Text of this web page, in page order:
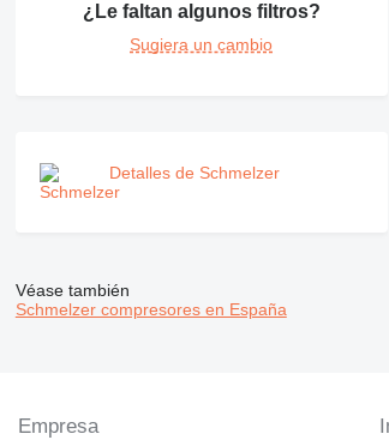
¿Le faltan algunos filtros?
Sugiera un cambio
Detalles de Schmelzer
Véase también
Schmelzer compresores en España
Empresa